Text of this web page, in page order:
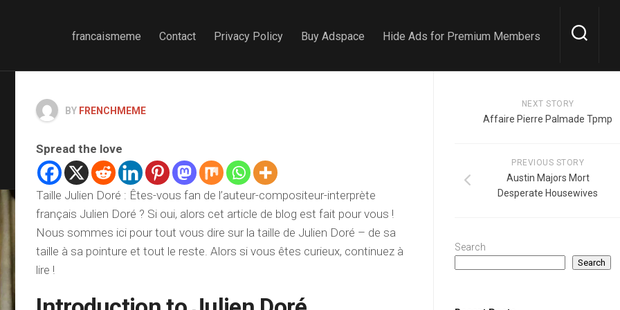
francaismeme Contact Privacy Policy Buy Adspace Hide Ads for Premium Members
BY FRENCHMEME
Spread the love
Taille Julien Doré : Êtes-vous fan de l’auteur-compositeur-interprète
français Julien Doré ? Si oui, alors cet article de blog est fait pour vous !
Nous sommes ici pour tout vous dire sur la taille de Julien Doré – de sa
taille à sa pointure et tout le reste. Alors si vous êtes curieux, continuez à
lire !
NEXT STORY
Affaire Pierre Palmade Tpmp
PREVIOUS STORY
Austin Majors Mort
Desperate Housewives
Search
Search